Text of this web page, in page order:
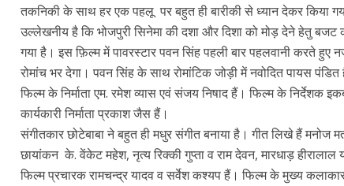
पवन सिंह का बॉलीवुड में महाधमाका, ‘सिर्फ आपके’ की शूटिंग
तकनिकी के साथ हर एक पहलू पर बहुत ही बारीकी से ध्यान देकर किया
उल्लेखनीय है कि भोजपुरी सिनेमा की दशा और दिशा को मोड़ देने हेतु बजट
गया है। इस फ़िल्म में पावरस्टार पवन सिंह पहली बार पहलवानी करते
रोमांच भर देगा। पवन सिंह के साथ रोमांटिक जोड़ी में नवोदित पायस
फिल्म के निर्माता एम. रमेश व्यास एवं संजय निषाद हैं। फिल्म के निर्देशक
कार्यकारी निर्माता प्रकाश जैस हैं।
संगीतकार छोटेबाबा ने बहुत ही मधुर संगीत बनाया है। गीत लिखे हैं मनोज
छायांकन के. वेंकेट महेश, नृत्य रिक्की गुप्ता व राम देवन, मारधाड़
फिल्म प्रचारक रामचन्द्र यादव व सर्वेश कश्यप हैं। फिल्म के मुख्य